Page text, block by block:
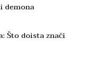
demona
Što doista znači